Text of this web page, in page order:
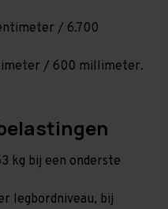
/ 6.700
/ 600 millimeter.
kg bij een onderste
legbordniveau, bij